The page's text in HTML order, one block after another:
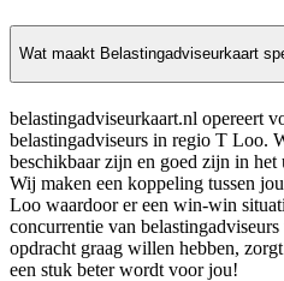
Wat maakt Belastingadviseurkaart
belastingadviseurkaart.nl opereert
belastingadviseurs in regio T Loo.
beschikbaar zijn en goed zijn in
Wij maken een koppeling tussen
Loo waardoor er een win-win
concurrentie van
opdracht graag willen hebben,
een stuk beter wordt voor jou!